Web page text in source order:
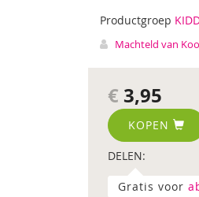
Productgroep
Machteld van
€ 3,95
KOPEN
DELEN:
Gratis voor